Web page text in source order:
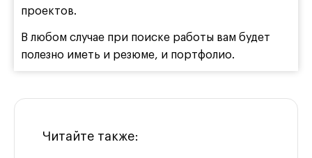
проектов.
В любом случае при поиске работы вам будет
полезно иметь и резюме, и портфолио.
Читайте также: